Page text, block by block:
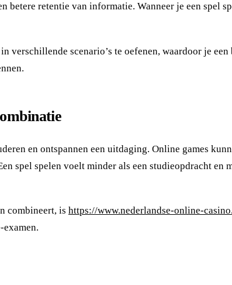
betere retentie van informatie. Wanneer je een spel
verschillende scenario’s te oefenen, waardoor je
en ontspannen een uitdaging. Online games
spel spelen voelt minder als een studieopdracht en
combineert, is https://www.nederlandse-online-